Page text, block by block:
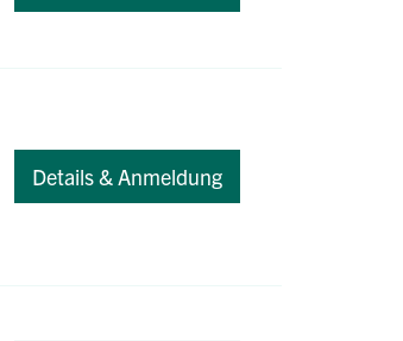
Details & Anmeldung